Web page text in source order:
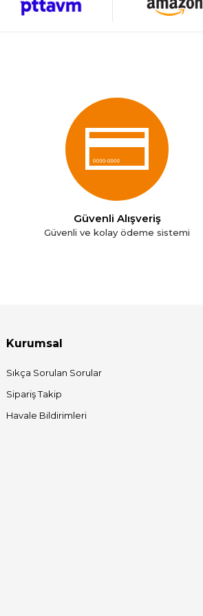
Güvenli Alışveriş
Güvenli ve kolay ödeme sistemi
Kurumsal
Sıkça Sorulan Sorular
Sipariş Takip
Havale Bildirimleri